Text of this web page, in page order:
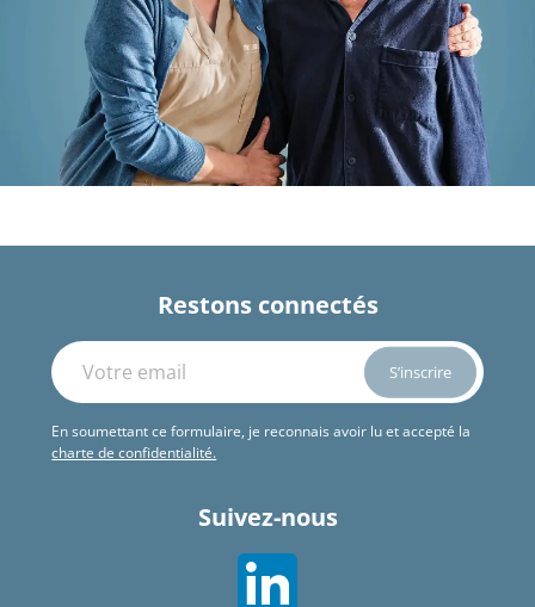
Restons connectés
En soumettant ce formulaire, je reconnais avoir lu et accepté la
charte de confidentialité.
Suivez-nous